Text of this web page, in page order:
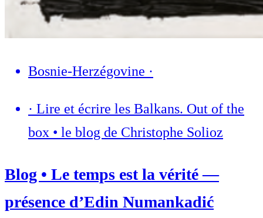
Bosnie-Herzégovine ·
· Lire et écrire les Balkans. Out of the
box • le blog de Christophe Solioz
Blog • Le temps est la vérité —
présence d’Edin Numankadić